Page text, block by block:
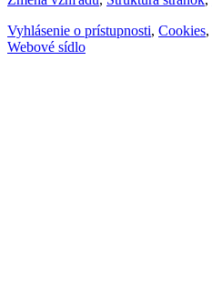
Vyhlásenie o prístupnosti, Cookies,
Webové sídlo